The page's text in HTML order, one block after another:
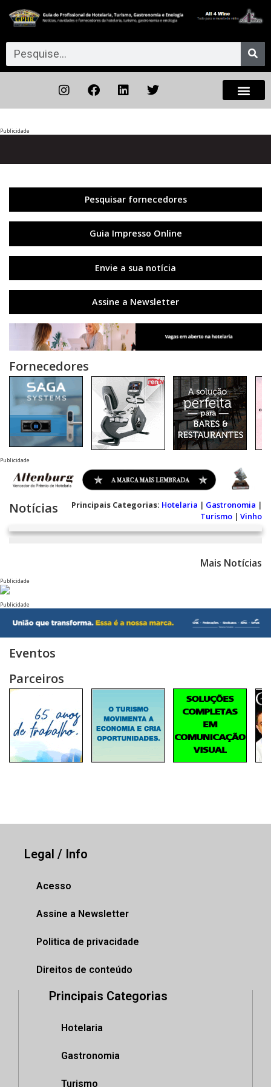
Publicidade
Pesquisar fornecedores
Guia Impresso Online
Envie a sua notícia
Assine a Newsletter
Fornecedores
Publicidade
Notícias Principais Categorias: Hotelaria | Gastronomia |
Turismo | Vinho
Mais Notícias
Publicidade
Publicidade
Eventos
Parceiros
Legal / Info
Acesso
Assine a Newsletter
Politica de privacidade
Direitos de conteúdo
Principais Categorias
Hotelaria
Gastronomia
Turismo